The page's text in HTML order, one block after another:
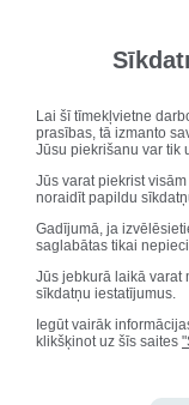
Lai šī tīmekļvietne
prasības, tā izmanto
Jūsu piekrišanu var tik
Jūs varat piekrist
noraidīt papildu
Gadījumā, ja
saglabātas tikai
Jūs jebkurā laikā varat
sīkdatņu iestatījumus.
Iegūt vairāk
klikšķinot uz šīs saites
Ventspils digitālā
vecumposmiem,
Matemātikas uzdeumi
http://
Spēles, uzdevumi,
dabaszinātnēm (angļu
http://
Grāmatas angļu
https://
Jautrā matemātika